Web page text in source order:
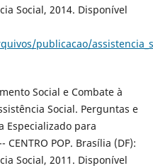
Social, 2014. Disponível
publicacao/
Social e Combate à
Social. Perguntas e
Especializado para
POP. Brasília (DF):
Social, 2011. Disponível